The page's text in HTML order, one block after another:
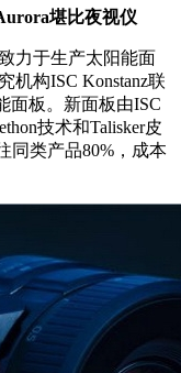
堪比夜视仪
力于生产太阳能面
机构ISC Konstanz联
面板。新面板由ISC
技术和Talisker皮
同类产品80%，成本